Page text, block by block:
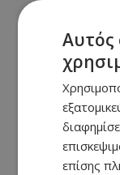
Αυτός
επίσης